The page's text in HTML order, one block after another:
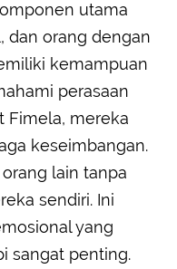
utama
dan orang dengan
kemampuan
perasaan
Fimela, mereka
keseimbangan.
lain tanpa
sendiri. Ini
yang
sangat penting.